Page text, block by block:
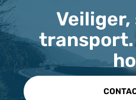
transport.